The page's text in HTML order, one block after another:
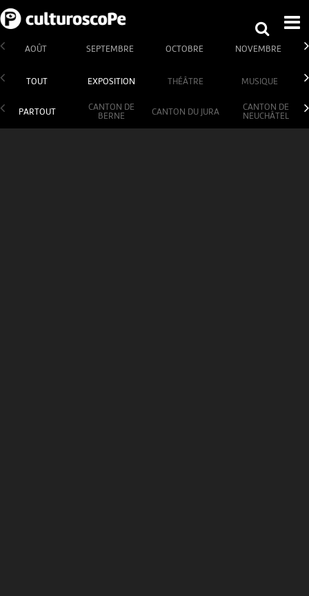
AOÛT SEPTEMBRE OCTOBRE NOVEMBRE
TOUT EXPOSITION THÉÂTRE MUSIQUE
PARTOUT
CANTON DE
BERNE
CANTON DU JURA
CANTON DE
NEUCHÂTEL